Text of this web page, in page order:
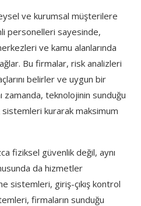
ve kurumsal müşterilere
personelleri sayesinde,
ve kamu alanlarında
Bu firmalar, risk analizleri
belirler ve uygun bir
zamanda, teknolojinin sunduğu
kurarak maksimum
fiziksel güvenlik değil, aynı
da hizmetler
sistemleri, giriş-çıkış kontrol
firmaların sunduğu